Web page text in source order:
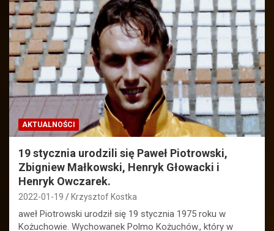
AKTUALNOŚCI
19 stycznia urodzili się Paweł Piotrowski,
Zbigniew Małkowski, Henryk Głowacki i
Henryk Owczarek.
2022-01-19 Krzysztof Kostka
aweł Piotrowski urodził się 19 stycznia 1975 roku w
Kożuchowie. Wychowanek Polmo Kożuchów., który w